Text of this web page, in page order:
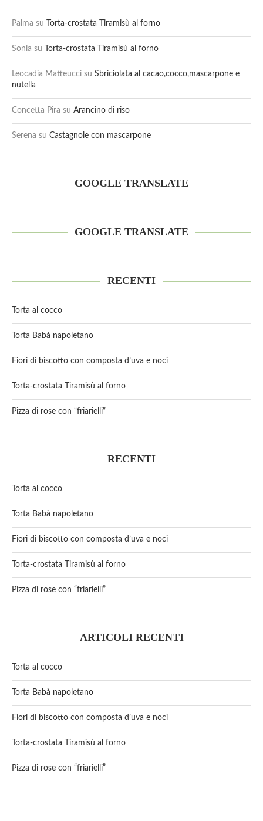
Palma su Torta-crostata Tiramisù al forno
Sonia su Torta-crostata Tiramisù al forno
Leocadia Matteucci su Sbriciolata al cacao,cocco,mascarpone e
nutella
Concetta Pira su Arancino di riso
Serena su Castagnole con mascarpone
GOOGLE TRANSLATE
GOOGLE TRANSLATE
RECENTI
Torta al cocco
Torta Babà napoletano
Fiori di biscotto con composta d’uva e noci
Torta-crostata Tiramisù al forno
Pizza di rose con “friarielli”
RECENTI
Torta al cocco
Torta Babà napoletano
Fiori di biscotto con composta d’uva e noci
Torta-crostata Tiramisù al forno
Pizza di rose con “friarielli”
ARTICOLI RECENTI
Torta al cocco
Torta Babà napoletano
Fiori di biscotto con composta d’uva e noci
Torta-crostata Tiramisù al forno
Pizza di rose con “friarielli”